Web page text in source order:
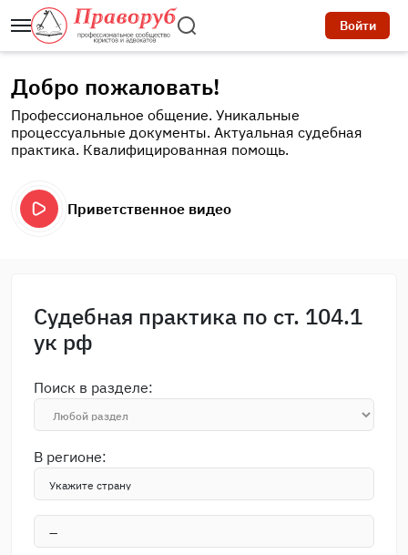
Войти
Добро пожаловать!
Профессиональное общение. Уникальные
процессуальные документы. Актуальная судебная
практика. Квалифицированная помощь.
Приветственное видео
Судебная практика по ст. 104.1
ук рф
Поиск в разделе:
В регионе: